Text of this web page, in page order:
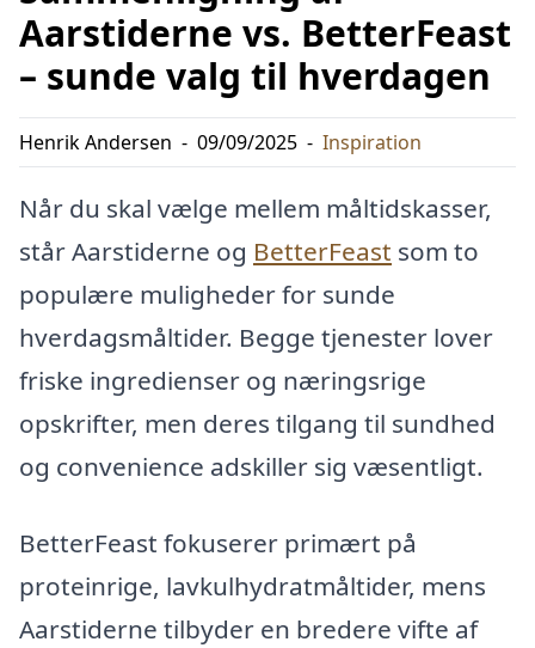
Aarstiderne vs. BetterFeast
– sunde valg til hverdagen
Henrik Andersen - 09/09/2025 - Inspiration
Når du skal vælge mellem måltidskasser,
står Aarstiderne og BetterFeast som to
populære muligheder for sunde
hverdagsmåltider. Begge tjenester lover
friske ingredienser og næringsrige
opskrifter, men deres tilgang til sundhed
og convenience adskiller sig væsentligt.
BetterFeast fokuserer primært på
proteinrige, lavkulhydratmåltider, mens
Aarstiderne tilbyder en bredere vifte af